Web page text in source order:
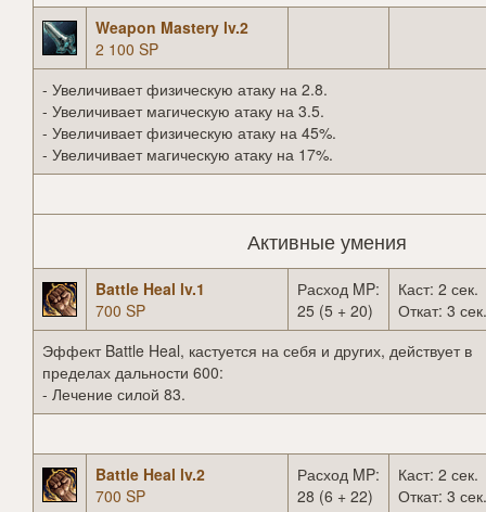
Weapon Mastery lv.2
2 100 SP
- Увеличивает физическую атаку на 2.8.
- Увеличивает магическую атаку на 3.5.
- Увеличивает физическую атаку на 45%.
- Увеличивает магическую атаку на 17%.
Активные умения
Battle Heal lv.1
700 SP
Расход MP:
25 (5 + 20)
Каст: 2 сек.
Откат: 3 сек.
Эффект Battle Heal, кастуется на себя и других, действует в
пределах дальности 600:
- Лечение силой 83.
Battle Heal lv.2
700 SP
Расход MP:
28 (6 + 22)
Каст: 2 сек.
Откат: 3 сек.